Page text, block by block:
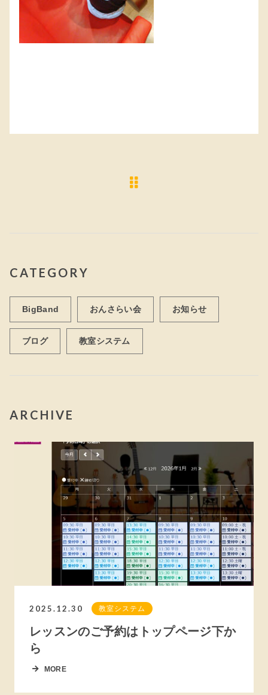
CATEGORY
BigBand おんさらい会 お知らせ
ブログ 教室システム
ARCHIVE
2025.12.30 教室システム
レッスンのご予約はトップページ下か
ら
MORE